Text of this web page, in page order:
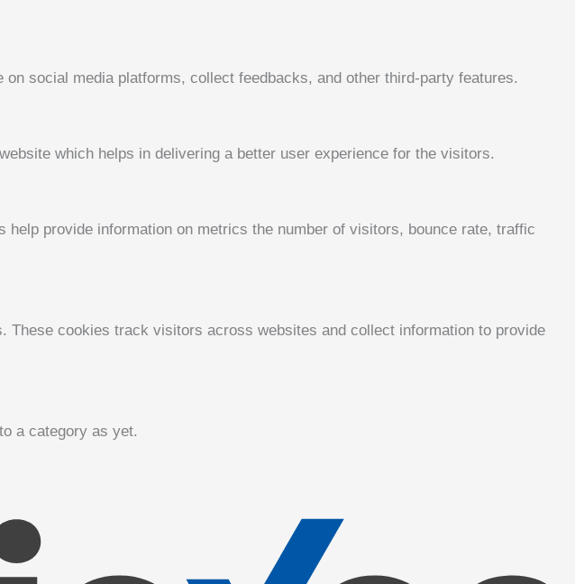
social media platforms, collect feedbacks, and other third-party features.
which helps in delivering a better user experience for the visitors.
provide information on metrics the number of visitors, bounce rate, traffic
cookies track visitors across websites and collect information to provide
a category as yet.